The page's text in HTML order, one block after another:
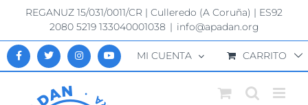
Saltar
contenido
REGANUZ 15/031/0011/CR | Culleredo (A Coruña) | ES92
2080 5219 133040001038 | info@apadan.org
MI CUENTA CARRITO